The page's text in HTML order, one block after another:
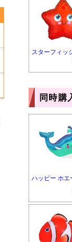
スターフィッ
同時購
ハッピー ホエ